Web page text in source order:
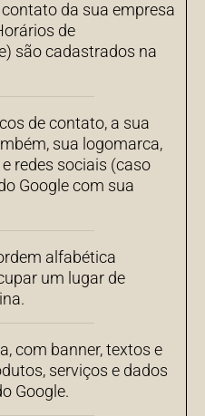
da sua empresa
de
são cadastrados na
de contato, a sua
sua logomarca,
redes sociais (caso
Google com sua
alfabética
um lugar de
com banner, textos e
serviços e dados
Google.